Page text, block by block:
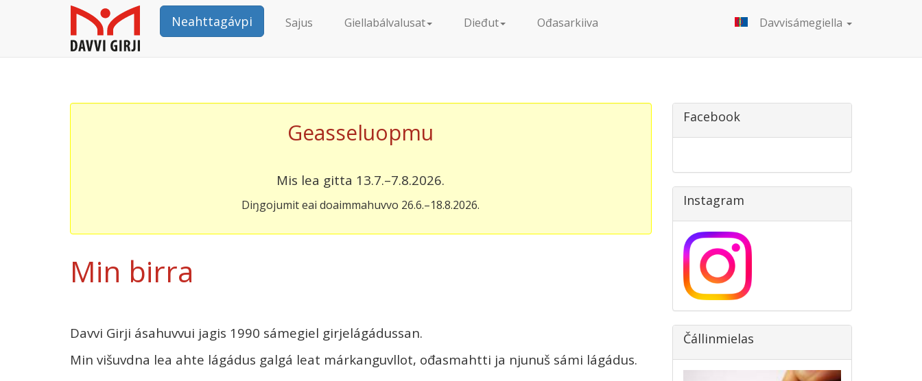
Neahttagávpi Sajus Giellabálvalusat Dieđut Ođasarkiiva Davvisámegiella
Geasseluopmu
Mis lea gitta 13.7.–7.8.2026.
Diŋgojumit eai doaimmahuvvo 26.6.–18.8.2026.
Min birra
Davvi Girji ásahuvvui jagis 1990 sámegiel girjelágádussan.
Min višuvdna lea ahte lágádus galgá leat márkanguvllot, ođasmahtti ja njunuš sámi lágádus.
Facebook
Instagram
Čállinmielas